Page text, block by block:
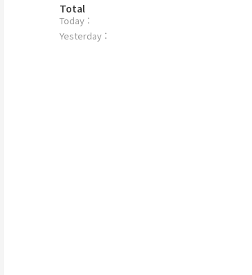
방
문
자
Total
Today :
Yesterday :